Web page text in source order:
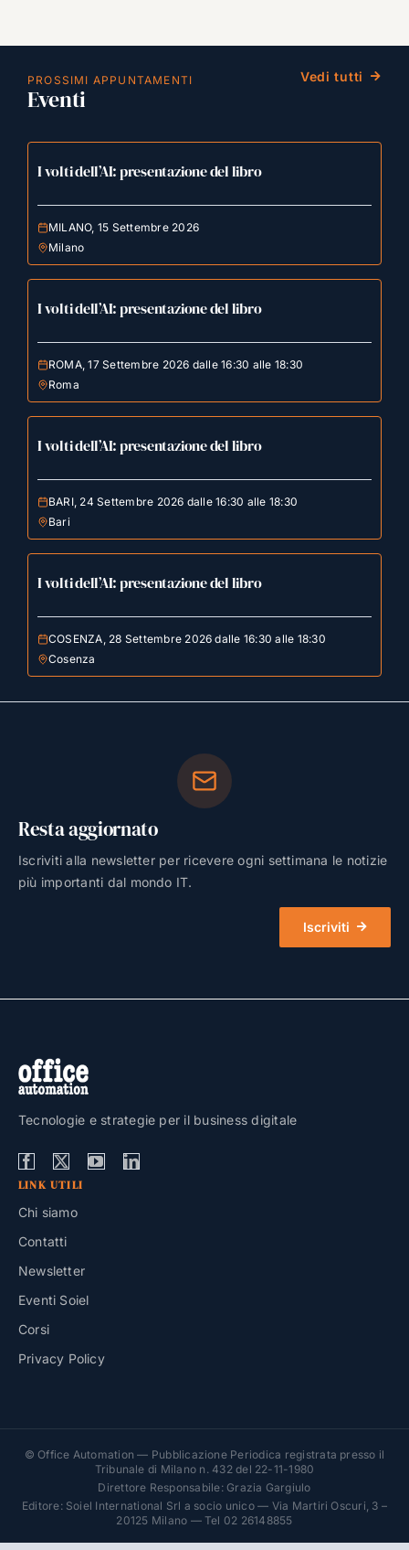
PROSSIMI APPUNTAMENTI
Eventi
Vedi tutti
I volti dell’AI: presentazione del libro
MILANO, 15 Settembre 2026
Milano
I volti dell’AI: presentazione del libro
ROMA, 17 Settembre 2026 dalle 16:30 alle 18:30
Roma
I volti dell’AI: presentazione del libro
BARI, 24 Settembre 2026 dalle 16:30 alle 18:30
Bari
I volti dell’AI: presentazione del libro
COSENZA, 28 Settembre 2026 dalle 16:30 alle 18:30
Cosenza
Resta aggiornato
Iscriviti alla newsletter per ricevere ogni settimana le notizie
più importanti dal mondo IT.
Iscriviti
Tecnologie e strategie per il business digitale
LINK UTILI
Chi siamo
Contatti
Newsletter
Eventi Soiel
Corsi
Privacy Policy
© Office Automation — Pubblicazione Periodica registrata presso il
Tribunale di Milano n. 432 del 22-11-1980
Direttore Responsabile: Grazia Gargiulo
Editore: Soiel International Srl a socio unico — Via Martiri Oscuri, 3 –
20125 Milano — Tel 02 26148855